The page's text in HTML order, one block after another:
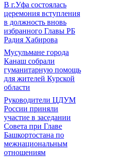
В г.Уфа состоялась
церемония вступления
в должность вновь
избранного Главы РБ
Радия Хабирова
Мусульмане города
Канаш собрали
гуманитарную помощь
для жителей Курской
области
Руководители ЦДУМ
России приняли
участие в заседании
Совета при Главе
Башкортостана по
межнациональным
отношениям